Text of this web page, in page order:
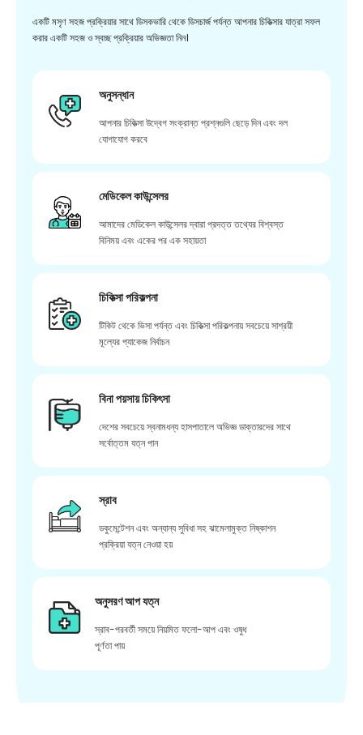
একটি মসৃণ সহজ প্রক্রিয়ার সাথে ডিসকভারি থেকে ডিসচার্জ পর্যন্ত আপনার চিকিত্সার যাত্রা সফল
করার একটি সহজ ও স্বচ্ছ প্রক্রিয়ার অভিজ্ঞতা নিন।
অনুসন্ধান
আপনার চিকিত্সা উদ্বেগ সংক্রান্ত প্রশ্নগুলি ছেড়ে দিন এবং দল
যোগাযোগ করবে
মেডিকেল কাউন্সেলর
আমাদের মেডিকেল কাউন্সেলর দ্বারা প্রদত্ত তথ্যের বিশ্বস্ত
বিনিময় এবং একের পর এক সহায়তা
চিকিত্সা পরিকল্পনা
টিকিট থেকে ভিসা পর্যন্ত এবং চিকিত্সা পরিকল্পনায় সবচেয়ে সাশ্রয়ী
মূল্যের প্যাকেজ নির্বাচন
বিনা পয়সায় চিকিৎসা
দেশের সবচেয়ে স্বনামধন্য হাসপাতালে অভিজ্ঞ ডাক্তারদের সাথে
সর্বোত্তম যত্ন পান
স্রাব
ডকুমেন্টেশন এবং অন্যান্য সুবিধা সহ ঝামেলামুক্ত নিষ্কাশন
প্রক্রিয়া যত্ন নেওয়া হয়
অনুসরণ আপ যত্ন
স্রাব-পরবর্তী সময়ে নিয়মিত ফলো-আপ এবং ওষুধ
পূর্ণতা পায়